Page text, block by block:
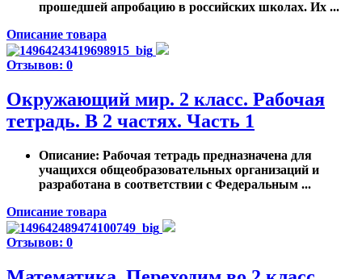
прошедшей апробацию в российских школах. Их ...
Описание товара
Отзывов: 0
Окружающий мир. 2 класс. Рабочая
тетрадь. В 2 частях. Часть 1
Описание: Рабочая тетрадь предназначена для
учащихся общеобразовательных организаций и
разработана в соответствии с Федеральным ...
Описание товара
Отзывов: 0